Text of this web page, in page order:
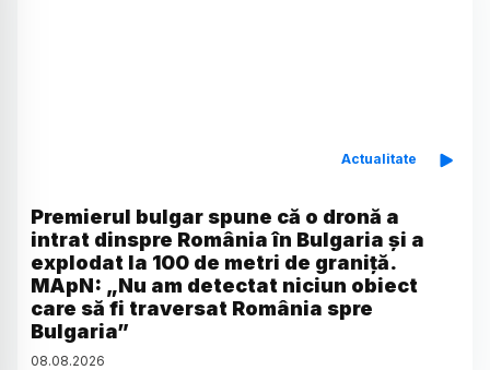
Actualitate
Premierul bulgar spune că o dronă a
intrat dinspre România în Bulgaria și a
explodat la 100 de metri de graniță.
MApN: „Nu am detectat niciun obiect
care să fi traversat România spre
Bulgaria”
08.08.2026